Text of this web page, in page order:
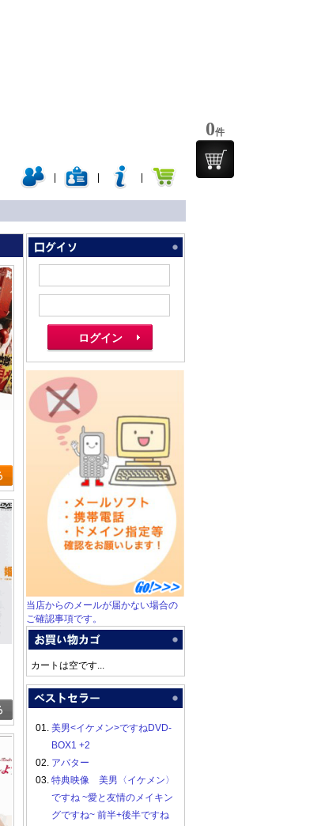
当店からのメールが届かない場合の
ご確認事項です。
カートは空です...
01. 美男<イケメン>ですねDVD-
BOX1 +2
02. アバター
03. 特典映像 美男〈イケメン〉
ですね ~愛と友情のメイキン
グですね~ 前半+後半ですね
0件